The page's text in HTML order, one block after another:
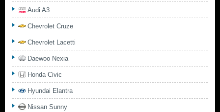
Audi A3
Chevrolet Cruze
Chevrolet Lacetti
Daewoo Nexia
Honda Civic
Hyundai Elantra
Nissan Sunny